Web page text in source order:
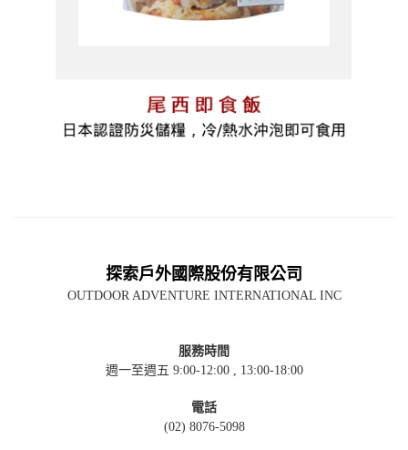
探索戶外國際股份有限公司
OUTDOOR ADVENTURE INTERNATIONAL INC
服務時間
週一至週五 9:00-12:00 , 13:00-18:00
電話
(02) 8076-5098